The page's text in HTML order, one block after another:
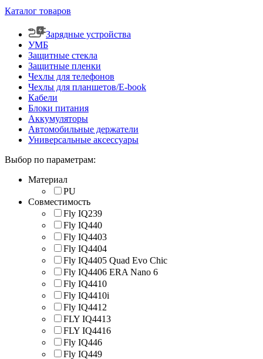
Каталог товаров
Зарядные устройства
УМБ
Защитные стекла
Защитные пленки
Чехлы для телефонов
Чехлы для планшетов/E-book
Кабели
Блоки питания
Аккумуляторы
Автомобильные держатели
Универсальные аксессуары
Выбор по параметрам:
Материал
PU
Совместимость
Fly IQ239
Fly IQ440
Fly IQ4403
Fly IQ4404
Fly IQ4405 Quad Evo Chic
Fly IQ4406 ERA Nano 6
Fly IQ4410
Fly IQ4410i
Fly IQ4412
FLY IQ4413
FLY IQ4416
Fly IQ446
Fly IQ449